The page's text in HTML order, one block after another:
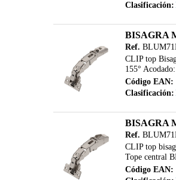
Clasificación:
BISAGRA
Ref.
CLIP top
155°
Código EAN:
Clasificación:
BISAGRA
Ref.
CLIP top
Tope central
Código EAN: